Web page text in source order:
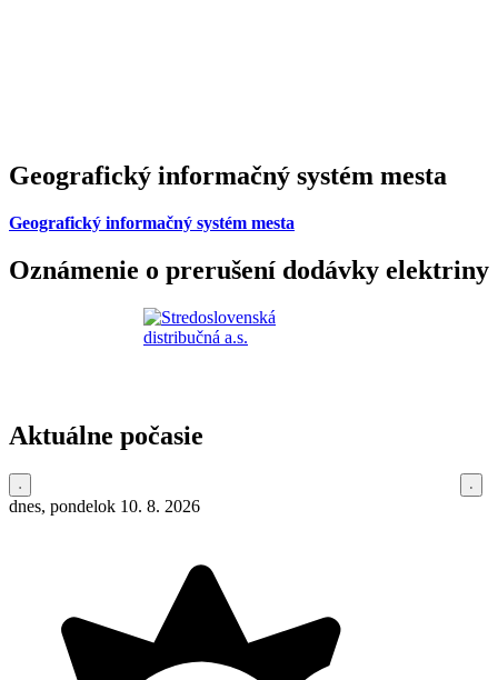
Geografický informačný systém mesta
Geografický informačný systém mesta
Oznámenie o prerušení dodávky elektriny
Aktuálne počasie
dnes, pondelok 10. 8. 2026